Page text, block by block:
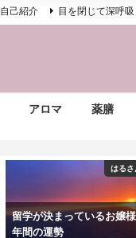
自己紹介 目を閉じて深呼
アロマ 薬膳
はるさ
留学が決まっているお嬢
年間の運勢